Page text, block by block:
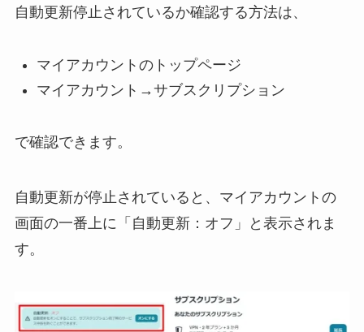
自動更新停止されているか確認する方法は、
マイアカウントのトップページ
マイアカウント→サブスクリプション
で確認できます。
自動更新が停止されていると、マイアカウントの
画面の一番上に「自動更新：オフ」と表示されま
す。